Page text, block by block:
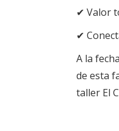
✔ Valor
✔
A la
de esta
taller El